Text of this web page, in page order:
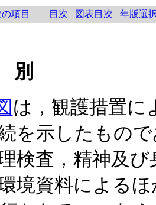
項目 目次 図表目次 年版選
は，観護措置に
を示したもの
検査，精神及
境資料による